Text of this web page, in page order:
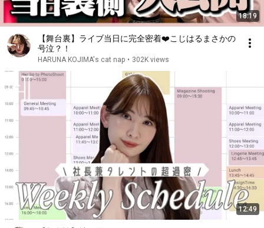
18:19
【舞台裏】ライブ当日に完全密着❤️こじはるまさかの
号泣？！
HARUNA KOJIMA's cat nap • 302K views
12:49